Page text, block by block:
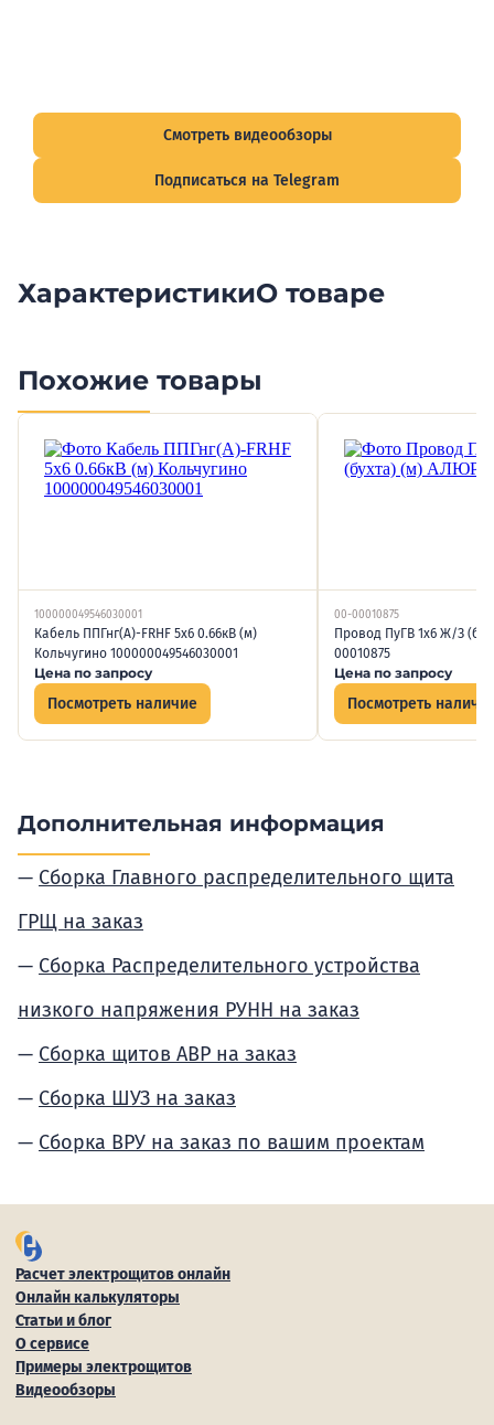
Смотреть видеообзоры
Подписаться на Telegram
ХарактеристикиО товаре
Похожие товары
100000049546030001
Кабель ППГнг(А)-FRHF 5х6 0.66кВ (м)
Кольчугино 100000049546030001
Цена по запросу
Посмотреть наличие
00-00010875
Провод ПуГВ 1х6 Ж/З
00010875
Цена по запросу
Посмотреть
Дополнительная информация
Сборка Главного распределительного щита
ГРЩ на заказ
Сборка Распределительного устройства
низкого напряжения РУНН на заказ
Сборка щитов АВР на заказ
Сборка ШУЗ на заказ
Сборка ВРУ на заказ по вашим проектам
Расчет электрощитов онлайн
Онлайн калькуляторы
Статьи и блог
О сервисе
Примеры электрощитов
Видеообзоры